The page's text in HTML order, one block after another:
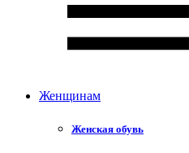
Женщинам
Женская обувь